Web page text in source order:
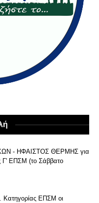
- ΗΦΑΙΣΤΟΣ ΘΕΡΜΗΣ για
Γ' ΕΠΣΜ (το Σάββατο
Κατηγορίας ΕΠΣΜ οι